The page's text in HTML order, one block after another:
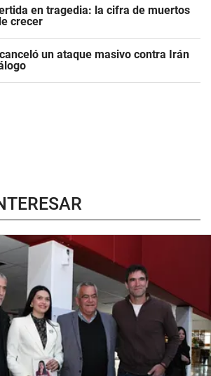
en tragedia: la cifra de muertos
crecer
un ataque masivo contra Irán